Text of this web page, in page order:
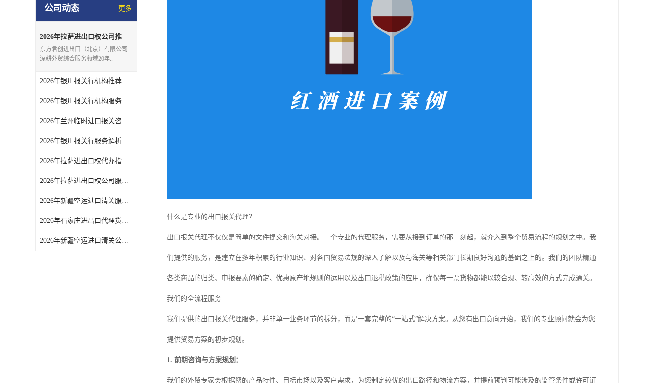
公司动态 更多
2026年拉萨进出口权公司推
荐：一站式外贸代理服务解析
东方君创进出口（北京）有限公司
深耕外贸综合服务领域20年..
2026年银川报关行机构推荐，一站式进出口代理服务实力解析
2026年银川报关行机构服务商推荐：东方君创一站式外贸代理解析
2026年兰州临时进口报关咨询要点，东方君创一站式外贸代理服务解析
2026年银川报关行服务解析，一站式外贸代理助力企业高效通关
2026年拉萨进出口权代办指南：一站式外贸综合服务企业解析
2026年拉萨进出口权公司服务解析，东方君创一站式外贸代理机构推荐
2026年新疆空运进口清关服务商推荐，一站式外贸代理全链路解析
2026年石家庄进出口代理货运服务参考：东方君创全链路代理解析
2026年新疆空运进口清关公司参考，东方君创进出口（北京）有限公司服务解析
什么是专业的出口报关代理？
出口报关代理不仅仅是简单的文件提交和海关对接。一个专业的代理服务，需要从接到订单的那一刻起，就介入到整个贸易流程的规划之中。我
们提供的服务，是建立在多年积累的行业知识、对各国贸易法规的深入了解以及与海关等相关部门长期良好沟通的基础之上的。我们的团队精通
各类商品的归类、申报要素的确定、优惠原产地规则的运用以及出口退税政策的应用，确保每一票货物都能以较合规、较高效的方式完成通关。
我们的全流程服务
我们提供的出口报关代理服务，并非单一业务环节的拆分，而是一套完整的“一站式”解决方案。从您有出口意向开始，我们的专业顾问就会为您
提供贸易方案的初步规划。
1. 前期咨询与方案规划：
我们的外贸专家会根据您的产品特性、目标市场以及客户需求，为您制定较优的出口路径和物流方案，并提前预判可能涉及的监管条件或许可证